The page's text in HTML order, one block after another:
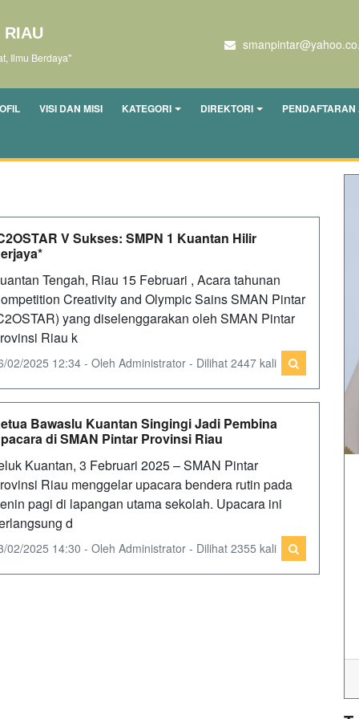
RIAU
Ilmu Berdaya"
VISI DAN MISI KATEGORI DIREKTORI
V Sukses: SMPN 1 Kuantan Hilir
Tengah, Riau 15 Februari , Acara tahunan
Creativity and Olympic Sains SMAN Pintar
yang diselenggarakan oleh SMAN Pintar
Riau k
02/2025 12:34 - Oleh Administrator - Dilihat 2447 kali
Bawaslu Kuantan Singingi Jadi Pembina
di SMAN Pintar Provinsi Riau
Kuantan, 3 Februari 2025 – SMAN Pintar
Riau menggelar upacara bendera rutin pada
pagi di lapangan utama sekolah. Upacara ini
d
02/2025 14:30 - Oleh Administrator - Dilihat 2355 kali